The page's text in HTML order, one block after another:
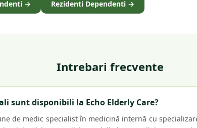
→ Rezidenti Dependenti →
Intrebari frecvente
sunt disponibili la Echo Elderly Care?
de medic specialist în medicină internă cu